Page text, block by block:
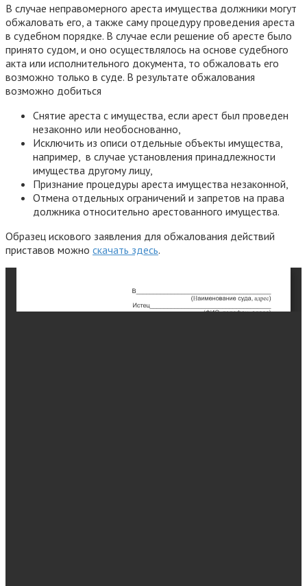
В случае неправомерного ареста имущества должники могут
обжаловать его, а также саму процедуру проведения ареста
в судебном порядке. В случае если решение об аресте было
принято судом, и оно осуществлялось на основе судебного
акта или исполнительного документа, то обжаловать его
возможно только в суде. В результате обжалования
возможно добиться
Снятие ареста с имущества, если арест был проведен
незаконно или необоснованно,
Исключить из описи отдельные объекты имущества,
например, в случае установления принадлежности
имущества другому лицу,
Признание процедуры ареста имущества незаконной,
Отмена отдельных ограничений и запретов на права
должника относительно арестованного имущества.
Образец искового заявления для обжалования действий
приставов можно скачать здесь.